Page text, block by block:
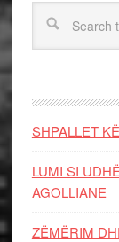
SHPALLET
LUMI SI
AGOLLIANE
ZËMËRIM